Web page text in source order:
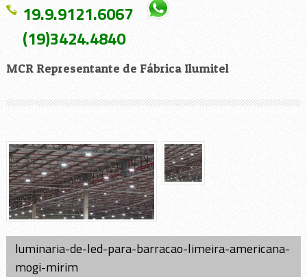
19.9.9121.6067
(19)3424.4840
MCR Representante de Fábrica Ilumitel
luminaria-de-led-para-barracao-limeira-americana-
mogi-mirim